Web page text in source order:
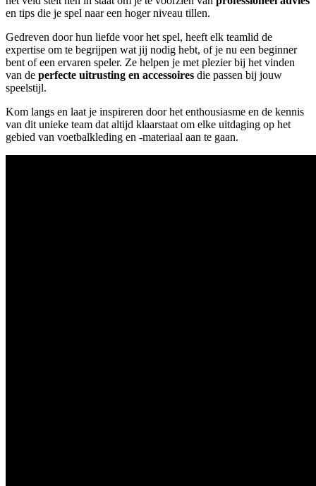
en tips die je spel naar een hoger niveau tillen.
Gedreven door hun liefde voor het spel, heeft elk teamlid de
expertise om te begrijpen wat jij nodig hebt, of je nu een beginner
bent of een ervaren speler. Ze helpen je met plezier bij het vinden
van de perfecte uitrusting en accessoires die passen bij jouw
speelstijl.
Kom langs en laat je inspireren door het enthousiasme en de kennis
van dit unieke team dat altijd klaarstaat om elke uitdaging op het
gebied van voetbalkleding en -materiaal aan te gaan.